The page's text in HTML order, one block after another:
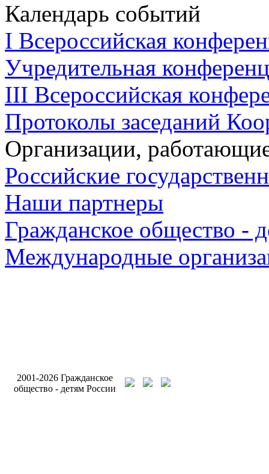
Календарь событий
I Всероссийская
Учредительная
III Всероссийская
Протоколы заседаний
Организации,
Российские
Наши партнеры
Гражданское общество -
Международные
2001-2026 Гражданское
общество - детям России